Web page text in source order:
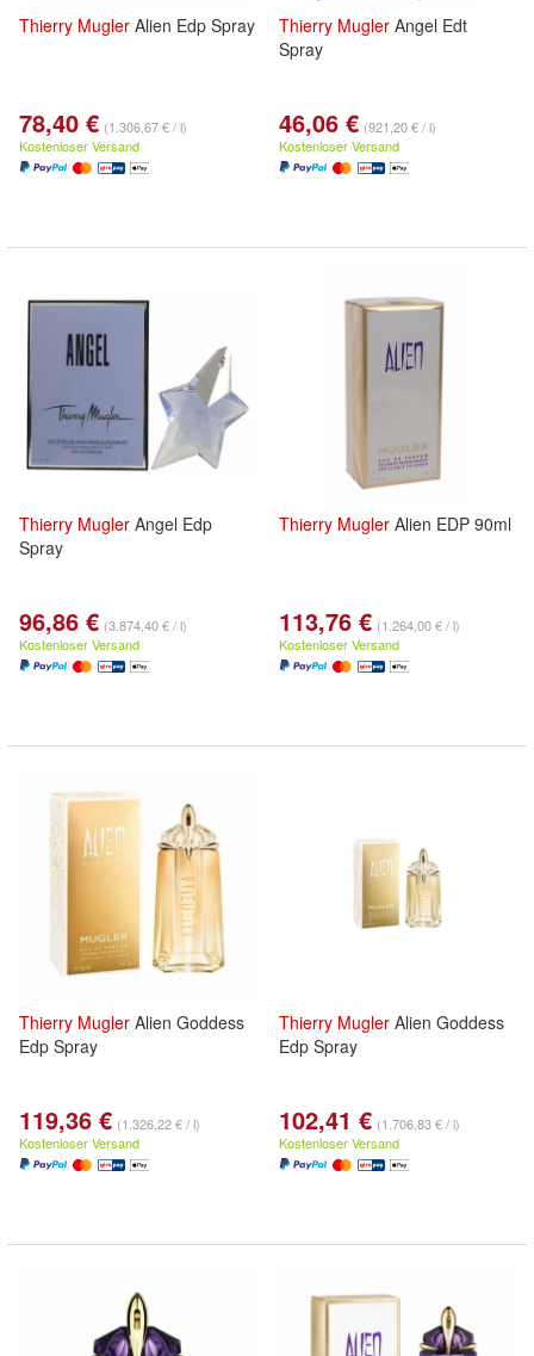
Thierry Mugler Alien Edp Spray
78,40 € (1.306,67 € / l)
Kostenloser Versand
Thierry Mugler Angel Edt
Spray
46,06 € (921,20 € / l)
Kostenloser Versand
Thierry Mugler Angel Edp
Spray
96,86 € (3.874,40 € / l)
Kostenloser Versand
Thierry Mugler Alien EDP 90ml
113,76 € (1.264,00 € / l)
Kostenloser Versand
Thierry Mugler Alien Goddess
Edp Spray
119,36 € (1.326,22 € / l)
Kostenloser Versand
Thierry Mugler Alien Goddess
Edp Spray
102,41 € (1.706,83 € / l)
Kostenloser Versand